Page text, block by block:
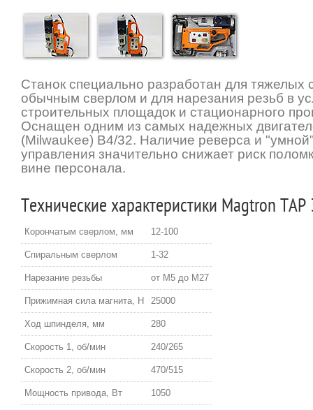
Станок специально разработан для тяжелых
обычным сверлом и для нарезания резьб в
строительных площадок и стационарного
Оснащен одним из самых надежных
(Milwaukee) В4/32. Наличие реверса и
управления значительно снижает риск
вине персонала.
Технические характеристики Magtron TAP
Корончатым сверлом, мм 12-100
Спиральным сверлом 1-32
Нарезание резьбы от М5 до М27
Прижимная сила магнита, Н 25000
Ход шпинделя, мм 280
Скорость 1, об/мин 240/265
Скорость 2, об/мин 470/515
Мощность привода, Вт 1050